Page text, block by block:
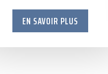
EN SAVOIR PLUS